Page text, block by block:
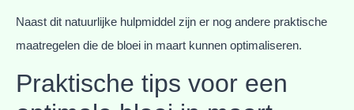
Naast dit natuurlijke hulpmiddel zijn er nog andere praktische
maatregelen die de bloei in maart kunnen optimaliseren.
Praktische tips voor een